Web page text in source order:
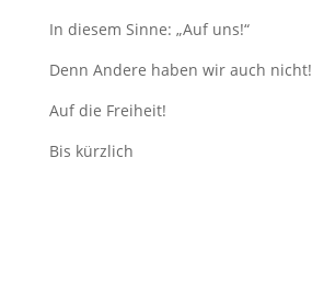
In diesem Sinne: „Auf uns!“
Denn Andere haben wir auch nicht!
Auf die Freiheit!
Bis kürzlich